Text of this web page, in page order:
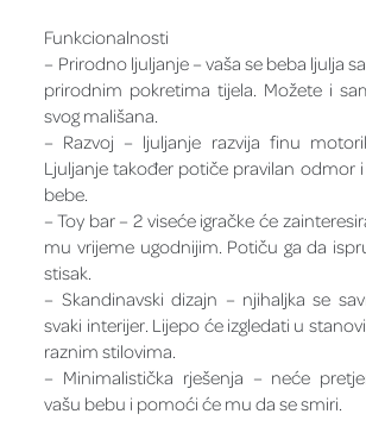
Funkcionalnosti
– Prirodno ljuljanje – vaša se beba ljulja
prirodnim pokretima tijela. Možete i
svog mališana.
– Razvoj – ljuljanje razvija finu
Ljuljanje također potiče pravilan odmor
bebe.
– Toy bar – 2 viseće igračke će
mu vrijeme ugodnijim. Potiču ga da
stisak.
– Skandinavski dizajn – njihaljka se
svaki interijer. Lijepo će izgledati u
raznim stilovima.
– Minimalistička rješenja – neće
vašu bebu i pomoći će mu da se smiri.